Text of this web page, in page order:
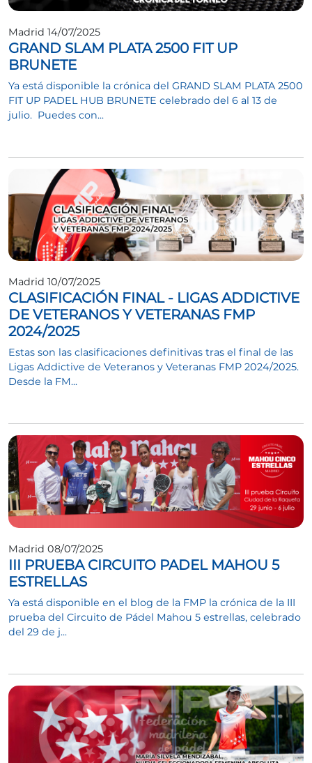
Madrid 14/07/2025
GRAND SLAM PLATA 2500 FIT UP
BRUNETE
Ya está disponible la crónica del GRAND SLAM PLATA 2500
FIT UP PADEL HUB BRUNETE celebrado del 6 al 13 de
julio. Puedes con...
Madrid 10/07/2025
CLASIFICACIÓN FINAL - LIGAS ADDICTIVE
DE VETERANOS Y VETERANAS FMP
2024/2025
Estas son las clasificaciones definitivas tras el final de las
Ligas Addictive de Veteranos y Veteranas FMP 2024/2025.
Desde la FM...
Madrid 08/07/2025
III PRUEBA CIRCUITO PADEL MAHOU 5
ESTRELLAS
Ya está disponible en el blog de la FMP la crónica de la III
prueba del Circuito de Pádel Mahou 5 estrellas, celebrado
del 29 de j...